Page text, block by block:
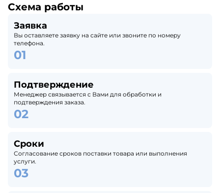
Схема работы
Заявка
Вы оставляете заявку на сайте или звоните по номеру
телефона.
Подтверждение
Менеджер связывается с Вами для обработки и
подтверждения заказа.
Сроки
Согласование сроков поставки товара или выполнения
услуги.